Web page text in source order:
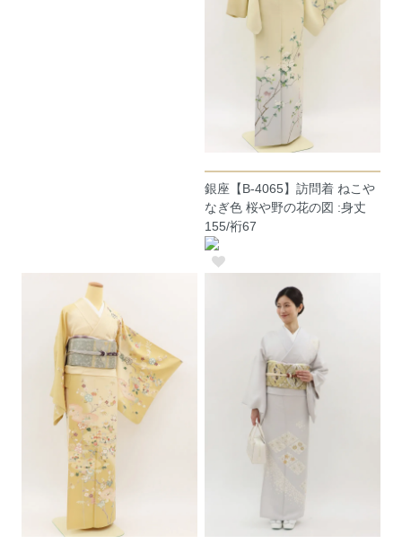
銀座【B-4065】訪問着 ねこや
なぎ色 桜や野の花の図 :身丈
155/裄67